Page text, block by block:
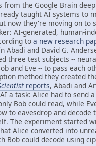
the Google Brain
taught AI systems to
now they're moving on to
AI-generated, human-
to a new research
Abadi and David G.
three test subjects --
and Eve -- to pass each
method they created
reports, Abadi and
a task: Alice had to send
Bob could read, while
to eavesdrop and decode
The experiment started
Alice converted into
Bob could decode using